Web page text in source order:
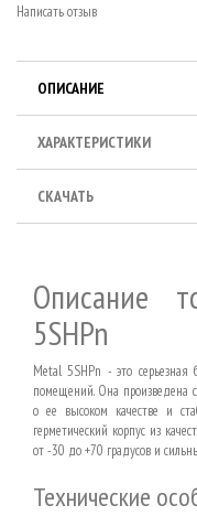
Написать отзыв
ОПИСАНИЕ
ХАРАКТЕРИСТИКИ
СКАЧАТЬ
Описание
5SHPn
Metal 5SHPn - это серьезная
помещений. Она произведена
о ее высоком качестве и
герметический корпус из
от -30 до +70 градусов и
Технические